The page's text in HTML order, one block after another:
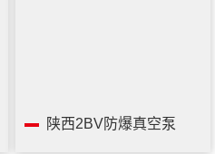
陕西2BV防爆真空泵